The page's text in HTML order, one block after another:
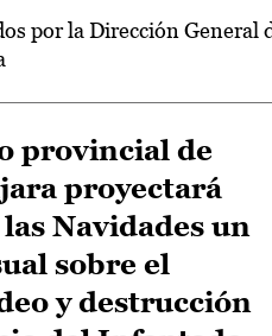
por la Dirección General
provincial de
proyectará
Navidades un
sobre el
y destrucción